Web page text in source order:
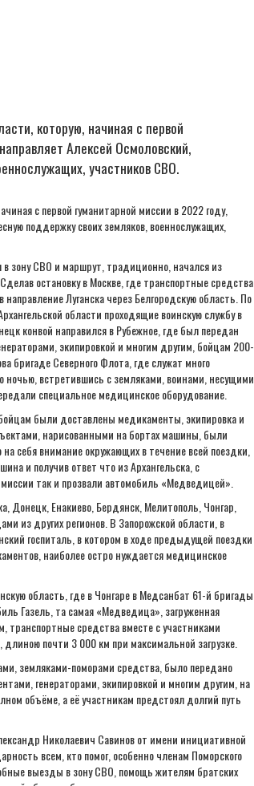
которую, начиная с первой
Алексей Осмоловский,
участников СВО.
с первой гуманитарной миссии в 2022 году,
поддержку своих земляков, военнослужащих,
зону СВО и маршрут, традиционно, начался из
остановку в Москве, где транспортные средства
Луганска через Белгородскую область. По
области проходящие воинскую службу в
конвой направился в Рубежное, где был передан
экипировкой и многим другим, бойцам 200-
бригаде Северного Флота, где служат много
ночью, встретившись с земляками, воинами, несущими
специальное медицинское оборудование.
были доставлены медикаменты, экипировка и
нарисованными на бортах машины, были
себя внимание окружающих в течение всей поездки,
и получив ответ что из Архангельска, с
так и прозвали автомобиль «Медведицей».
Енакиево, Бердянск, Мелитополь, Чонгар,
из других регионов. В Запорожской области, в
госпиталь, в котором в ходе предыдущей поездки
наиболее остро нуждается медицинское
область, где в Чонгаре в Медсанбат 61-й бригады
Газель, та самая «Медведица», загруженная
средства вместе с участниками
почти 3 000 км при максимальной загрузке.
земляками-поморами средства, было передано
генераторами, экипировкой и многим другим, на
объёме, а её участникам предстоял долгий путь
Николаевич Савинов от имени инициативной
всем, кто помог, особенно членам Поморского
выезды в зону СВО, помощь жителям братских